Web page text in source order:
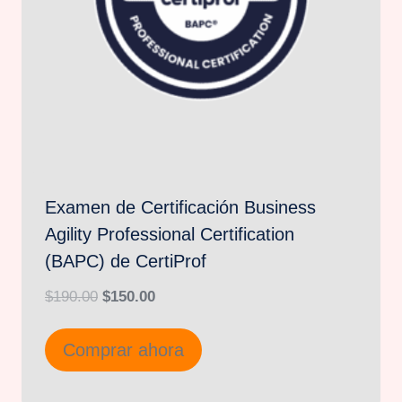
Examen de Certificación Business
Agility Professional Certification
(BAPC) de CertiProf
$190.00 El
precio
original
$150.00El
precio
actual
Comprar ahora